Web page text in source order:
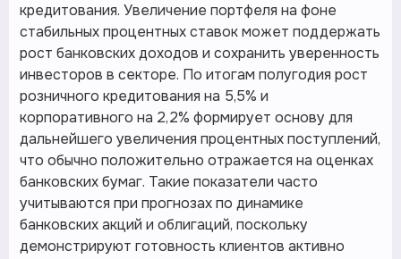
кредитования. Увеличение портфеля на фоне
стабильных процентных ставок может поддержать
рост банковских доходов и сохранить уверенность
инвесторов в секторе. По итогам полугодия рост
розничного кредитования на 5,5% и
корпоративного на 2,2% формирует основу для
дальнейшего увеличения процентных поступлений,
что обычно положительно отражается на оценках
банковских бумаг. Такие показатели часто
учитываются при прогнозах по динамике
банковских акций и облигаций, поскольку
демонстрируют готовность клиентов активно